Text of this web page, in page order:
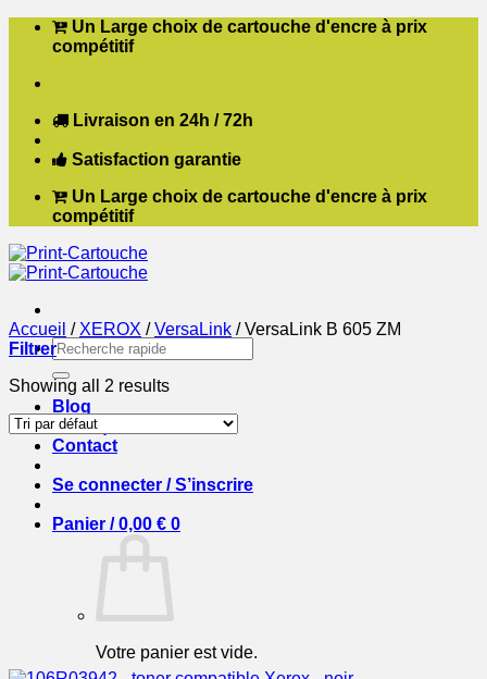
Passer Un Large choix de cartouche d'encre à prix
compétitif
Livraison en 24h / 72h
Satisfaction garantie
Un Large choix de cartouche d'encre à prix
compétitif
Recherche
pour :
Blog
Boutique
Contact
Se connecter / S’inscrire
Panier /0,00 € 0
Votre panier est vide.
Accueil / XEROX / VersaLink /VersaLink B 605 ZM
Filtrer
Showing all 2 results